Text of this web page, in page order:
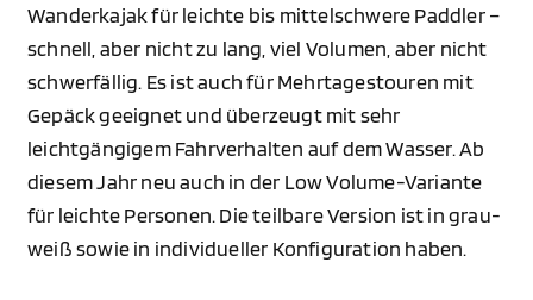
Wanderkajak für leichte bis mittelschwere Paddler –
schnell, aber nicht zu lang, viel Volumen, aber nicht
schwerfällig. Es ist auch für Mehrtagestouren mit
Gepäck geeignet und überzeugt mit sehr
leichtgängigem Fahrverhalten auf dem Wasser. Ab
diesem Jahr neu auch in der Low Volume-Variante
für leichte Personen. Die teilbare Version ist in grau-
weiß sowie in individueller Konfiguration haben.